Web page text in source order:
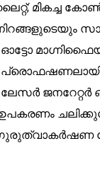
മികച്ച
ഓട്ടോ
ലേസർ